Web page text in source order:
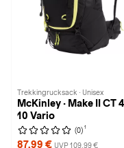
Trekkingrucksack · Unisex
McKinley · Make II CT
10 Vario
(0) 1
87,99 € UVP 109,99 €